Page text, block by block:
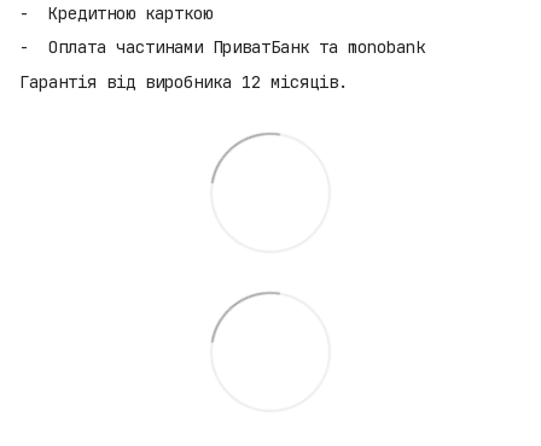
Кредитною карткою
Оплата частинами ПриватБанк та monobank
Гарантія від виробника 12 місяців.